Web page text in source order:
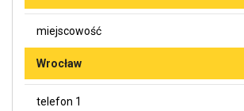
miejscowość
Wrocław
telefon 1